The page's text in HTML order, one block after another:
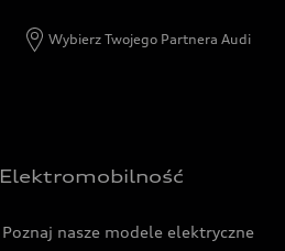
Wybierz Twojego Partnera Audi
Elektromobilność
Poznaj nasze modele elektryczne